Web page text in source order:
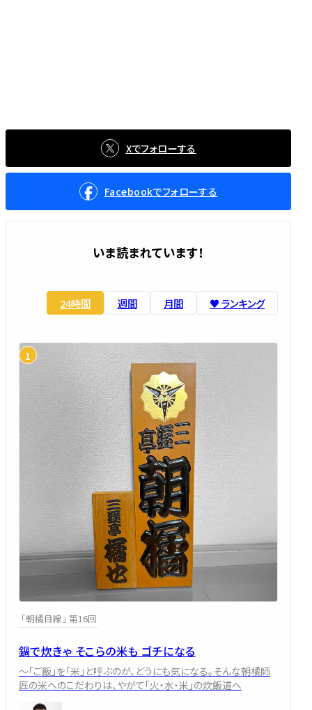
Xでフォローする
Facebookでフォローする
いま読まれています！
24時間 週間 月間 ♥️ ランキング
「朝橘目線」 第16回
鍋で炊きゃ そこらの米も ゴチになる
～「ご飯」を「米」と呼ぶのが、どうにも気になる。そんな朝橘師
匠の米へのこだわりは、やがて「火・水・米」の炊飯道へ